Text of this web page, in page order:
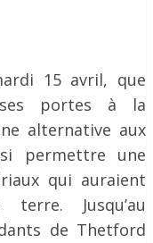
15 avril, que
portes à la
alternative aux
permettre une
qui auraient
Jusqu’au
de Thetford